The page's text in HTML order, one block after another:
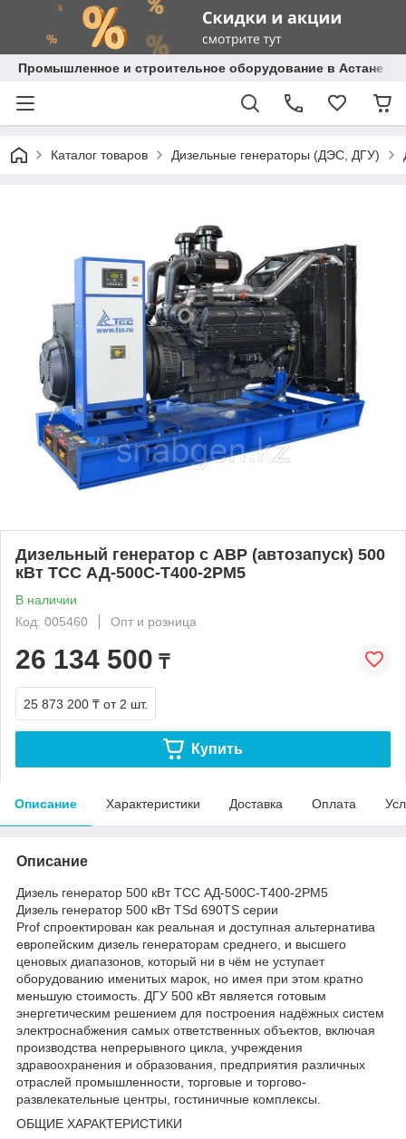
Промышленное и строительное оборудование в Астане с
Каталог товаров Дизельные генераторы (ДЭС, ДГУ)
Дизельный генератор с АВР (автозапуск) 500
кВт ТСС АД-500С-Т400-2РМ5
В наличии
Код: 005460
Опт и розница
26 134 500 ₸
25 873 200 ₸ от 2 шт.
Купить
Описание Характеристики Доставка Оплата
Описание
Дизель генератор 500 кВт ТСС АД-500С-Т400-2РМ5
Дизель генератор 500 кВт TSd 690TS серии
Prof спроектирован как реальная и доступная альтернатива
европейским дизель генераторам среднего, и высшего
ценовых диапазонов, который ни в чём не уступает
оборудованию именитых марок, но имея при этом кратно
меньшую стоимость. ДГУ 500 кВт является готовым
энергетическим решением для построения надёжных систем
электроснабжения самых ответственных объектов, включая
производства непрерывного цикла, учреждения
здравоохранения и образования, предприятия различных
отраслей промышленности, торговые и торгово-
развлекательные центры, гостиничные комплексы.
ОБЩИЕ ХАРАКТЕРИСТИКИ